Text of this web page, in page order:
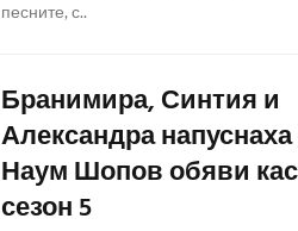
песните, с..
Бранимира, Синтия и
Александра напуснаха
Наум Шопов обяви
сезон 5